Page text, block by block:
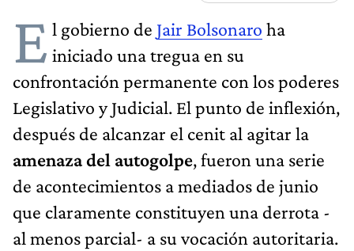
E l gobierno de Jair Bolsonaro ha
iniciado una tregua en su
confrontación permanente con los poderes
Legislativo y Judicial. El punto de inflexión,
después de alcanzar el cenit al agitar la
amenaza del autogolpe, fueron una serie
de acontecimientos a mediados de junio
que claramente constituyen una derrota -
al menos parcial- a su vocación autoritaria.